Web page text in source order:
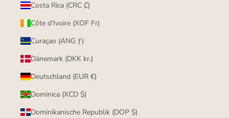
Costa Rica (CRC ₡)
Côte d’Ivoire (XOF Fr)
Curaçao (ANG ƒ)
Dänemark (DKK kr.)
Deutschland (EUR €)
Dominica (XCD $)
Dominikanische Republik (DOP $)